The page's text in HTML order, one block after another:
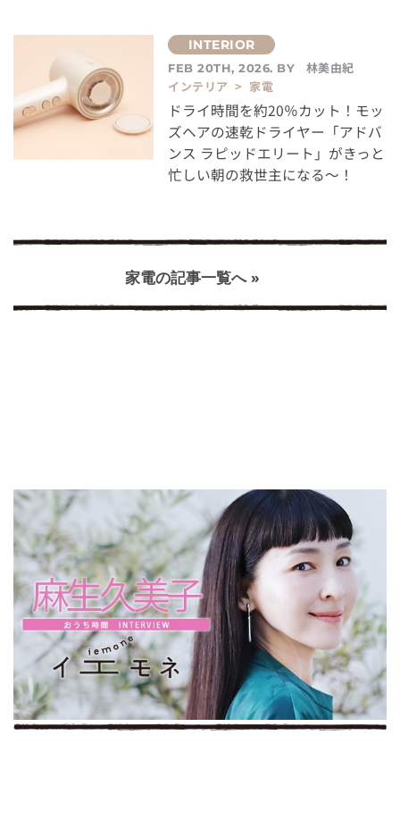
FEB 20TH, 2026. BY
林美由紀
インテリア > 家電
ドライ時間を約20％カット！モッ
ズヘアの速乾ドライヤー「アドバ
ンス ラピッドエリート」がきっと
忙しい朝の救世主になる～！
家電の記事一覧へ »